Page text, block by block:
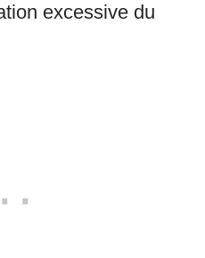
excessive du